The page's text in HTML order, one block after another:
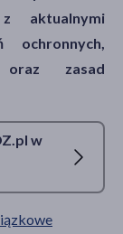
aktualnymi
ochronnych,
oraz zasad
w